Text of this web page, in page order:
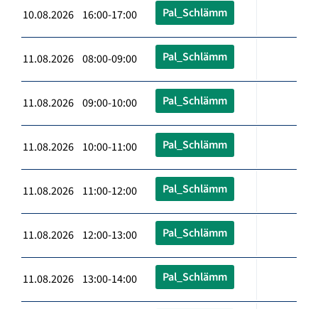
10.08.2026 16:00-17:00 Pal_Schlämm
11.08.2026 08:00-09:00 Pal_Schlämm
11.08.2026 09:00-10:00 Pal_Schlämm
11.08.2026 10:00-11:00 Pal_Schlämm
11.08.2026 11:00-12:00 Pal_Schlämm
11.08.2026 12:00-13:00 Pal_Schlämm
11.08.2026 13:00-14:00 Pal_Schlämm